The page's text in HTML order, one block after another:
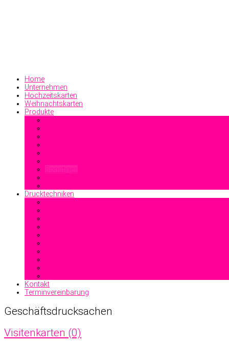
Home
Unternehmen
Hochzeitskarten
Weihnachtskarten
Produkte
Sonstiges
Drucktechniken
Kontakt
Terminvereinbarung
Geschäftsdrucksachen
Visitenkarten (0)